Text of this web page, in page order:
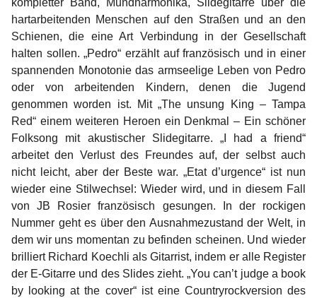
hartarbeitenden Menschen auf den Straßen und an den
Schienen, die eine Art Verbindung in der Gesellschaft
halten sollen. „Pedro“ erzählt auf französisch und in einer
spannenden Monotonie das armseelige Leben von Pedro
oder von arbeitenden Kindern, denen die Jugend
genommen worden ist. Mit „The unsung King – Tampa
Red“ einem weiteren Heroen ein Denkmal – Ein schöner
Folksong mit akustischer Slidegitarre. „I had a friend“
arbeitet den Verlust des Freundes auf, der selbst auch
nicht leicht, aber der Beste war. „Etat d’urgence“ ist nun
wieder eine Stilwechsel: Wieder wird, und in diesem Fall
von JB Rosier französisch gesungen. In der rockigen
Nummer geht es über den Ausnahmezustand der Welt, in
dem wir uns momentan zu befinden scheinen. Und wieder
brilliert Richard Koechli als Gitarrist, indem er alle Register
der E-Gitarre und des Slides zieht. „You can’t judge a book
by looking at the cover“ ist eine Countryrockversion des